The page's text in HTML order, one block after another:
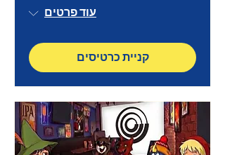
עוד פרטים
קניית כרטיסים